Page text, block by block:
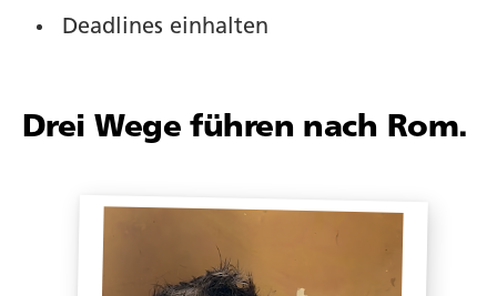
Deadlines einhalten
Drei Wege führen nach Rom.